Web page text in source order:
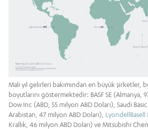
Mali yıl gelirleri bakımından en büyük şirketler,
boyutlarını göstermektedir: BASF SE (Almanya,
Dow Inc (ABD, 55 milyon ABD Doları), Saudi
Arabistan, 47 milyon ABD Doları),
Krallık, 46 milyon ABD Doları) ve Mitsubishi